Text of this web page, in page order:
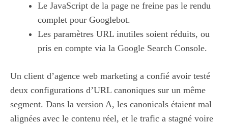
Le JavaScript de la page ne freine pas le rendu
complet pour Googlebot.
Les paramètres URL inutiles soient réduits, ou
pris en compte via la Google Search Console.
Un client d’agence web marketing a confié avoir testé
deux configurations d’URL canoniques sur un même
segment. Dans la version A, les canonicals étaient mal
alignées avec le contenu réel, et le trafic a stagné voire